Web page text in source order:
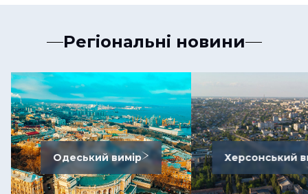
Регіональні новини
Одеський вимір Херсонський